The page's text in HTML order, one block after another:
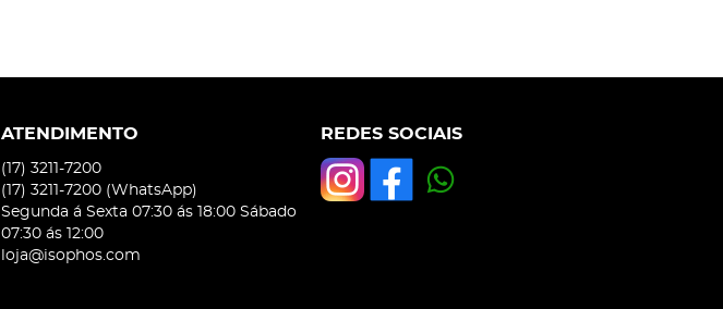
ATENDIMENTO
(17) 3211-7200
(17) 3211-7200 (WhatsApp)
Segunda á Sexta 07:30 ás 18:00 Sábado
07:30 ás 12:00
loja@isophos.com
REDES SOCIAIS